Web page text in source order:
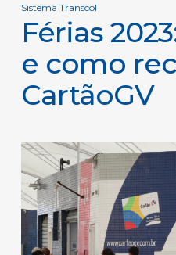
Sistema Transcol
Férias
e como
CartãoGV